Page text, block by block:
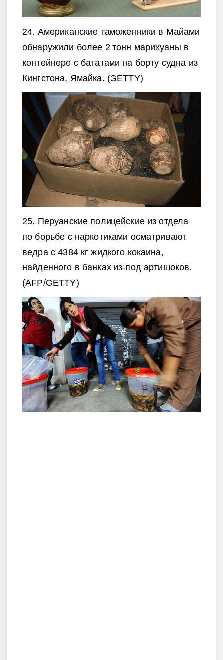
24. Американские таможенники в Майами
обнаружили более 2 тонн марихуаны в
контейнере с бататами на борту судна из
Кингстона, Ямайка. (GETTY)
25. Перуанские полицейские из отдела
по борьбе с наркотиками осматривают
ведра с 4384 кг жидкого кокаина,
найденного в банках из-под артишоков.
(AFP/GETTY)